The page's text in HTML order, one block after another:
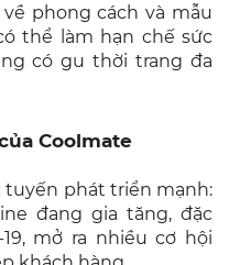
phong cách và mẫu
thể làm hạn chế sức
có gu thời trang đa
Coolmate
phát triển mạnh:
đang gia tăng, đặc
mở ra nhiều cơ hội